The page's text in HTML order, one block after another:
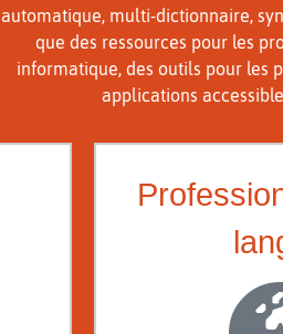
automatique, multi-dictionnaire,
que des ressources pour les
informatique, des outils pour les
applications